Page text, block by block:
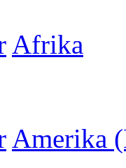
Afrika
Amerika